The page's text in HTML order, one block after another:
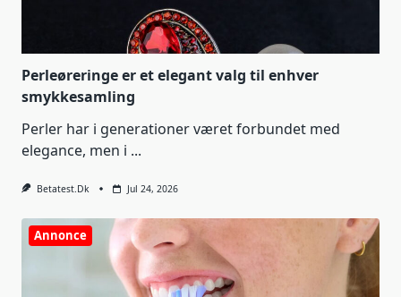
Perleøreringe er et elegant valg til enhver
smykkesamling
Perler har i generationer været forbundet med
elegance, men i ...
Betatest.dk Jul 24, 2026
Annonce